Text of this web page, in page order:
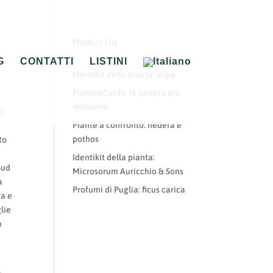
CONTATTI LISTINI
e
Piante a confronto: hedera e
pothos
Identikit della pianta:
Microsorum Auricchio & Sons
Profumi di Puglia: ficus carica